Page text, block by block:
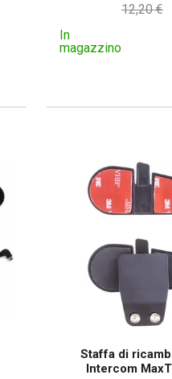
12,20 €
In
magazzino
Staffa di
Intercom